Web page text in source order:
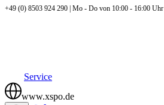
+49 (0) 8503 924 290 | Mo - Do von 10:00 - 16:00 Uhr
Service
www.xspo.de